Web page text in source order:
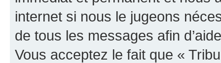
internet si nous le jugeons
de tous les messages afin
Vous acceptez le fait que «